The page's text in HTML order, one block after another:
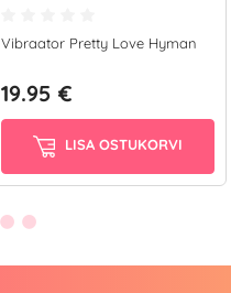
Vibraator Pretty Love Hyman
19.95 €
LISA OSTUKORVI